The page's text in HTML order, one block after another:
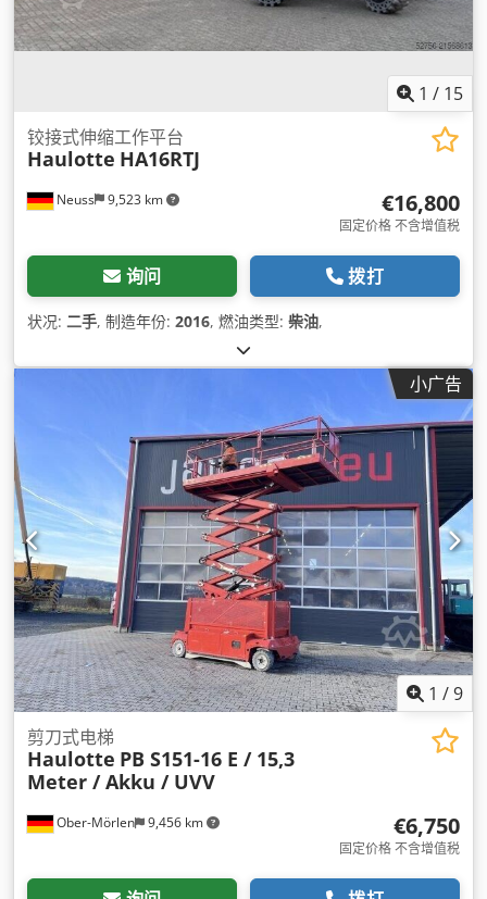
1 / 15
Neuss 9,523 km
铰接式伸缩工作平台
Haulotte HA16RTJ
€16,800
固定价格 不含增值税
询问 拨打
状况: 二手, 制造年份: 2016, 燃油类型: 柴油,
小广告
1 /9
Ober-Mörlen 9,456 km
剪刀式电梯
Haulotte PB S151-16 E / 15,3
Meter / Akku / UVV
€6,750
固定价格 不含增值税